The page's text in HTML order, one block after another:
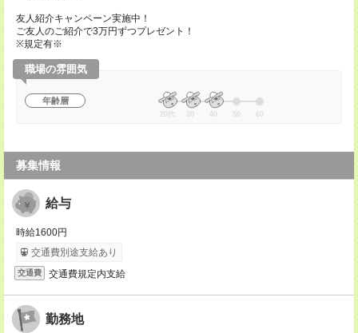
友人紹介キャンペーン実施中！
ご友人のご紹介で3万円ずつプレゼント！
※規定有※
職場の雰囲気
年齢層
20代 30 40 50 60
募集情報
給与
時給1600円
交通費別途支給あり
交通費 交通費規定内支給
勤務地